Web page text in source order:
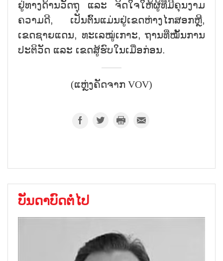
ຢູ່ທາງດ້ານວັດຖຸ ແລະ ຈິດໃຈໃຫ້ຜູ້ທີ່ມີຄຸນງາມ
ຄວາມດີ, ເປັນຕົ້ນແມ່ນຢູ່ເຂດຫ່າງໄກສອກຫຼີ,
ເຂດຊາຍແດນ, ທະເລໝູ່ເກາະ, ຖານທີ່ໝັ້ນການ
ປະຕິວັດ ແລະ ເຂດສູ້ຮົບໃນເມື່ອກ່ອນ.
(ແຫຼ່ງຄັດຈາກ VOV)
ບັນດາບົດຕໍ່ໄປ